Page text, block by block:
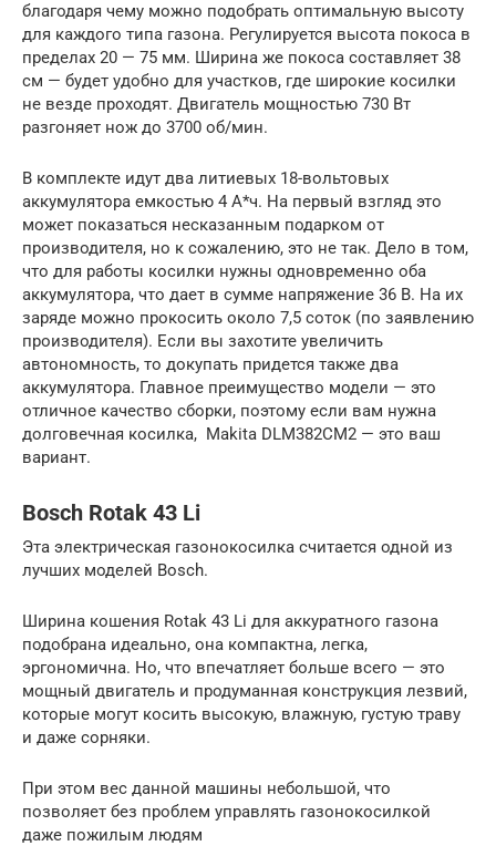
благодаря чему можно подобрать оптимальную высоту
для каждого типа газона. Регулируется высота покоса в
пределах 20 — 75 мм. Ширина же покоса составляет 38
см — будет удобно для участков, где широкие косилки
не везде проходят. Двигатель мощностью 730 Вт
разгоняет нож до 3700 об/мин.
В комплекте идут два литиевых 18-вольтовых
аккумулятора емкостью 4 А*ч. На первый взгляд это
может показаться несказанным подарком от
производителя, но к сожалению, это не так. Дело в том,
что для работы косилки нужны одновременно оба
аккумулятора, что дает в сумме напряжение 36 В. На их
заряде можно прокосить около 7,5 соток (по заявлению
производителя). Если вы захотите увеличить
автономность, то докупать придется также два
аккумулятора. Главное преимущество модели — это
отличное качество сборки, поэтому если вам нужна
долговечная косилка, Makita DLM382CM2 — это ваш
вариант.
Bosch Rotak 43 Li
Эта электрическая газонокосилка считается одной из
лучших моделей Bosch.
Ширина кошения Rotak 43 Li для аккуратного газона
подобрана идеально, она компактна, легка,
эргономична. Но, что впечатляет больше всего — это
мощный двигатель и продуманная конструкция лезвий,
которые могут косить высокую, влажную, густую траву
и даже сорняки.
При этом вес данной машины небольшой, что
позволяет без проблем управлять газонокосилкой
даже пожилым людям